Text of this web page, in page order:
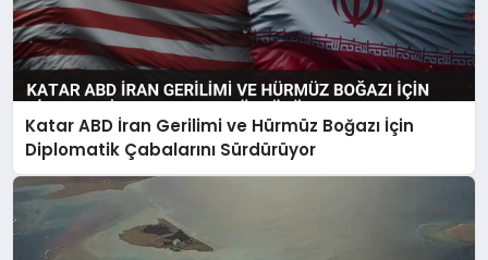
TEKNOLOJI
EĞITIM
MAGAZIN
SPOR
YAŞAM
Katar ABD İran Gerilimi ve Hürmüz Boğazı İçin
Diplomatik Çabalarını Sürdürüyor